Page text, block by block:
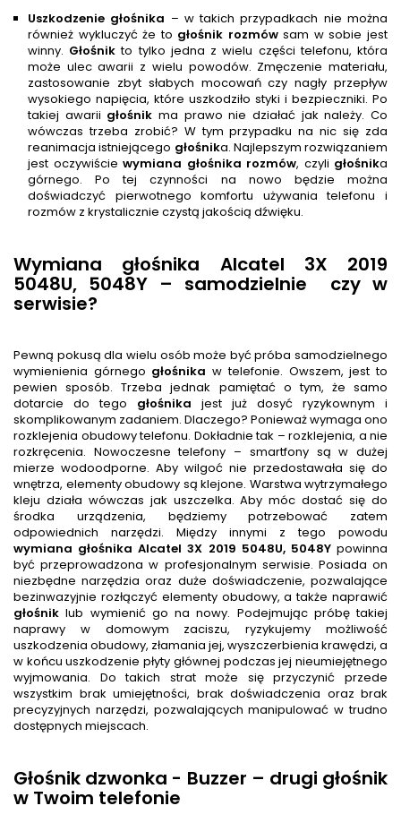
Uszkodzenie głośnika – w takich przypadkach nie można
również wykluczyć że to głośnik rozmówsam w sobie jest
winny. Głośnik to tylko jedna z wielu części telefonu, która
może ulec awarii z wielu powodów. Zmęczenie materiału,
zastosowanie zbyt słabych mocowań czy nagły przepływ
wysokiego napięcia, które uszkodziło styki i bezpieczniki. Po
takiej awarii głośnik ma prawo nie działać jak należy. Co
wówczas trzeba zrobić? W tym przypadku na nic się zda
reanimacja istniejącego głośnika. Najlepszym rozwiązaniem
jest oczywiście wymiana głośnika rozmów, czyli głośnika
górnego. Po tej czynności na nowo będzie można
doświadczyć pierwotnego komfortu używania telefonu i
rozmów z krystalicznie czystą jakością dźwięku.
Wymiana głośnika Alcatel 3X 2019
5048U, 5048Y – samodzielnie czy w
serwisie?
Pewną pokusą dla wielu osób może być próba samodzielnego
wymienienia górnego głośnika w telefonie. Owszem, jest to
pewien sposób. Trzeba jednak pamiętać o tym, że samo
dotarcie do tego głośnika jest już dosyć ryzykownym i
skomplikowanym zadaniem. Dlaczego? Ponieważ wymaga ono
rozklejenia obudowy telefonu. Dokładnie tak – rozklejenia, a nie
rozkręcenia. Nowoczesne telefony – smartfony są w dużej
mierze wodoodporne. Aby wilgoć nie przedostawała się do
wnętrza, elementy obudowy są klejone. Warstwa wytrzymałego
kleju działa wówczas jak uszczelka. Aby móc dostać się do
środka urządzenia, będziemy potrzebować zatem
odpowiednich narzędzi. Między innymi z tego powodu
wymiana głośnikaAlcatel 3X 2019 5048U, 5048Ypowinna
być przeprowadzona w profesjonalnym serwisie. Posiada on
niezbędne narzędzia oraz duże doświadczenie, pozwalające
bezinwazyjnie rozłączyć elementy obudowy, a także naprawić
głośnik lub wymienić go na nowy. Podejmując próbę takiej
naprawy w domowym zaciszu, ryzykujemy możliwość
uszkodzenia obudowy, złamania jej, wyszczerbienia krawędzi, a
w końcu uszkodzenie płyty głównej podczas jej nieumiejętnego
wyjmowania. Do takich strat może się przyczynić przede
wszystkim brak umiejętności, brak doświadczenia oraz brak
precyzyjnych narzędzi, pozwalających manipulować w trudno
dostępnych miejscach.
Głośnik dzwonka - Buzzer – drugi głośnik
w Twoim telefonie